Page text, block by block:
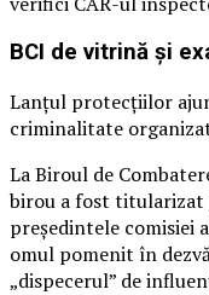
BCI de vitrină și
Lanțul protecțiilor
criminalitate
La Biroul de
birou a fost
președintele comisiei
omul pomenit în
„dispecerul” de